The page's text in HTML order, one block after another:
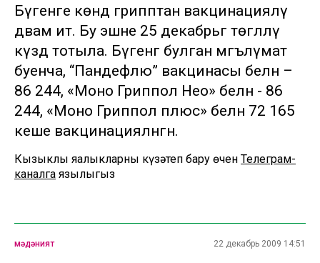
Бүгенге көндә грипптан вакцинацияләү
дәвам итә. Бу эшне 25 декабрьгә төгәлләү
күздә тотыла. Бүгенгә булган мәгълүмат
буенча, “Пандефлю” вакцинасы белән –
86 244, «Моно Гриппол Нео» белән - 86
244, «Моно Гриппол плюс» белән 72 165
кеше вакцинацияләнгән.
Кызыклы яңалыкларны күзәтеп бару өчен Телеграм-
каналга язылыгыз
мәдәният 22 декабрь 2009 14:51